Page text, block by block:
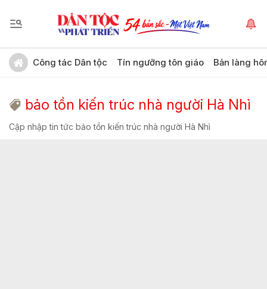
Công tác Dân tộc Tín ngưỡng tôn giáo Bản làng
bảo tồn kiến trúc nhà người Hà Nhì
Cập nhập tin tức bảo tồn kiến trúc nhà người Hà Nhì